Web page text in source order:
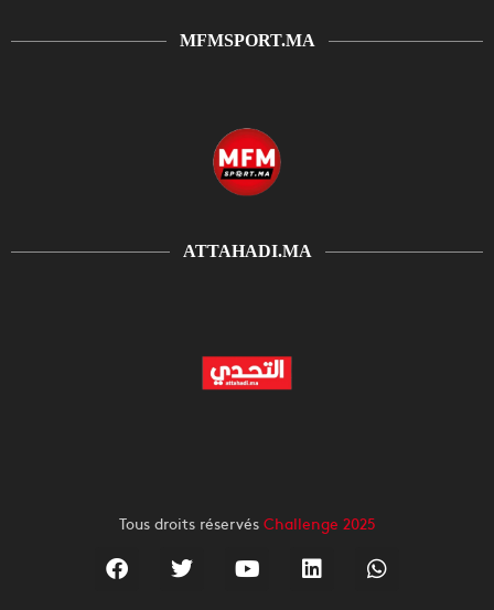
MFMSPORT.MA
ATTAHADI.MA
Tous droits réservés Challenge 2025